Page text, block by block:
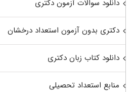
دانلود سوالات آزمون دکتری
دکتری بدون آزمون استعداد درخشان
دانلود کتاب زبان دکتری
منابع استعداد تحصیلی